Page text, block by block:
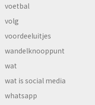
voetbal
volg
voordeeluitjes
wandelknooppunt
wat
wat is social media
whatsapp